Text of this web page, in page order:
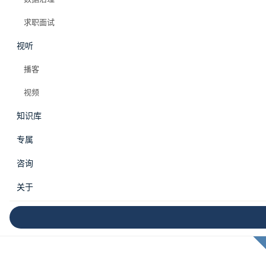
求职面试
视听
播客
视频
知识库
专属
咨询
关于